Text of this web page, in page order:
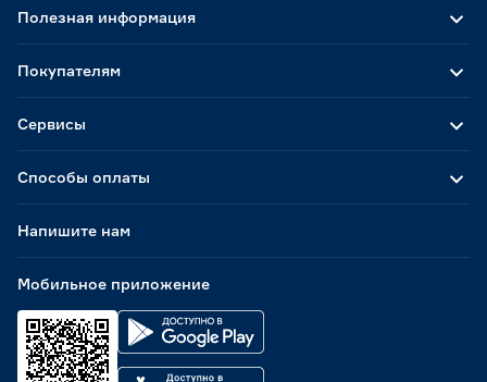
Способы оплаты
Мобильное приложение
Полезная информация
Покупателям
Сервисы
Напишите нам